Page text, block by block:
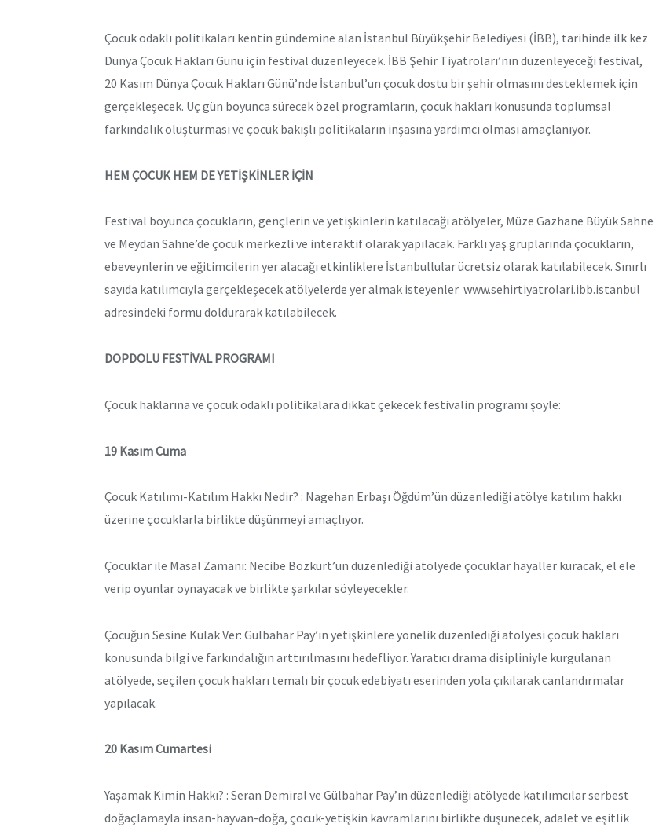
Çocuk odaklı politikaları kentin gündemine alan İstanbul Büyükşehir Belediyesi (İBB), tarihinde ilk kez
Dünya Çocuk Hakları Günü için festival düzenleyecek. İBB Şehir Tiyatroları’nın düzenleyeceği festival,
20 Kasım Dünya Çocuk Hakları Günü’nde İstanbul’un çocuk dostu bir şehir olmasını desteklemek için
gerçekleşecek. Üç gün boyunca sürecek özel programların, çocuk hakları konusunda toplumsal
farkındalık oluşturması ve çocuk bakışlı politikaların inşasına yardımcı olması amaçlanıyor.
HEM ÇOCUK HEM DE YETİŞKİNLER İÇİN
Festival boyunca çocukların, gençlerin ve yetişkinlerin katılacağı atölyeler, Müze Gazhane Büyük Sahne
ve Meydan Sahne’de çocuk merkezli ve interaktif olarak yapılacak. Farklı yaş gruplarında çocukların,
ebeveynlerin ve eğitimcilerin yer alacağı etkinliklere İstanbullular ücretsiz olarak katılabilecek. Sınırlı
sayıda katılımcıyla gerçekleşecek atölyelerde yer almak isteyenler www.sehirtiyatrolari.ibb.istanbul
adresindeki formu doldurarak katılabilecek.
DOPDOLU FESTİVAL PROGRAMI
Çocuk haklarına ve çocuk odaklı politikalara dikkat çekecek festivalin programı şöyle:
19 Kasım Cuma
Çocuk Katılımı-Katılım Hakkı Nedir? : Nagehan Erbaşı Öğdüm’ün düzenlediği atölye katılım hakkı
üzerine çocuklarla birlikte düşünmeyi amaçlıyor.
Çocuklar ile Masal Zamanı: Necibe Bozkurt’un düzenlediği atölyede çocuklar hayaller kuracak, el ele
verip oyunlar oynayacak ve birlikte şarkılar söyleyecekler.
Çocuğun Sesine Kulak Ver: Gülbahar Pay’ın yetişkinlere yönelik düzenlediği atölyesi çocuk hakları
konusunda bilgi ve farkındalığın arttırılmasını hedefliyor. Yaratıcı drama disipliniyle kurgulanan
atölyede, seçilen çocuk hakları temalı bir çocuk edebiyatı eserinden yola çıkılarak canlandırmalar
yapılacak.
20 Kasım Cumartesi
Yaşamak Kimin Hakkı? : Seran Demiral ve Gülbahar Pay’ın düzenlediği atölyede katılımcılar serbest
doğaçlamayla insan-hayvan-doğa, çocuk-yetişkin kavramlarını birlikte düşünecek, adalet ve eşitlik